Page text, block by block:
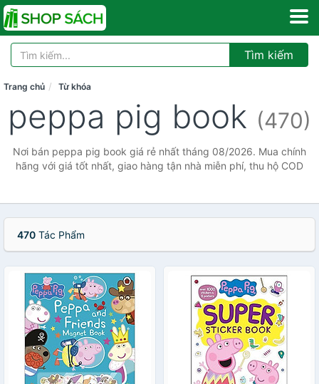
Tìm kiếm
Trang chủ Từ khóa
peppa pig book (470)
Nơi bán peppa pig book giá rẻ nhất tháng 08/2026. Mua chính
hãng với giá tốt nhất, giao hàng tận nhà miễn phí, thu hộ COD
470 Tác Phẩm